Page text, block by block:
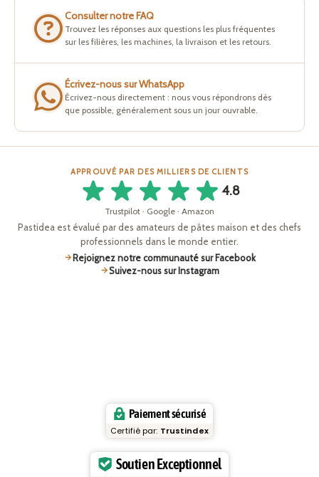
Consulter notre FAQ
Trouvez les réponses aux questions les plus fréquentes
sur les filières, les machines, la livraison et les retours.
Écrivez-nous sur WhatsApp
Écrivez-nous directement : nous vous répondrons dès
que possible, généralement sous un jour ouvrable.
APPROUVÉ PAR DES MILLIERS DE CLIENTS
4.8
Trustpilot · Google · Amazon
Pastidea est évalué par des amateurs de pâtes maison et des chefs
professionnels dans le monde entier.
Rejoignez notre communauté sur Facebook
Suivez-nous sur Instagram
Paiement sécurisé
Certifié par: Trustindex
Soutien Exceptionnel